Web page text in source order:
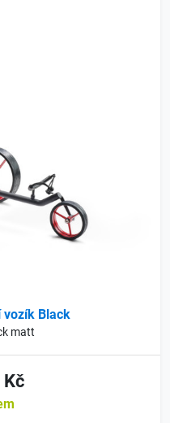
vozík Black
matt